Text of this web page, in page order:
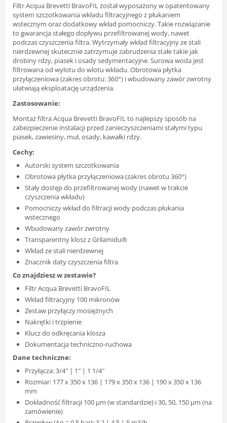
Filtr Acqua Brevetti BravoFIL został wyposażony w opatentowany
system szczotkowania wkładu filtracyjnego z płukaniem
wstecznym oraz dodatkowy wkład pomocniczy. Takie rozwiązanie
to gwarancja stałego dopływu przefiltrowanej wody, nawet
podczas czyszczenia filtra. Wytrzymały wkład filtracyjny ze stali
nierdzewnej skutecznie zatrzymuje zabrudzenia stałe takie jak
drobiny rdzy, piasek i osady sedymentacyjne. Surowa woda jest
filtrowana od wylotu do wlotu wkładu. Obrotowa płytka
przyłączeniowa (zakres obrotu: 360°) i wbudowany zawór zwrotny
ułatwiają eksploatację urządzenia.
Zastosowanie:
Montaż filtra Acqua Brevetti BravoFIL to najlepszy sposób na
zabezpieczenie instalacji przed zanieczyszczeniami stałymi typu
piasek, zawiesiny, muł, osady, kawałki rdzy.
Cechy:
Autorski system szczotkowania
Obrotowa płytka przyłączeniowa (zakres obrotu 360°)
Stały dostęp do przefiltrowanej wody (nawet w trakcie
czyszczenia wkładu)
Pomocniczy wkład do filtracji wody podczas płukania
wstecznego
Wbudowany zawór zwrotny
Transparentny klosz z Grilamidu®
Wkład ze stali nierdzewnej
Znacznik daty czyszczenia filtra
Co znajdziesz w zestawie?
Filtr Acqua Brevetti BravoFIL
Wkład filtracyjny 100 mikronów
Zestaw przyłączy mosiężnych
Nakrętki i trzpienie
Klucz do odkręcania klosza
Dokumentacja techniczno-ruchowa
Dane techniczne:
Przyłącza: 3/4″ | 1″ | 1 1/4″
Rozmiar: 177 x 350 x 136 | 179 x 350 x 136 | 190 x 350 x 136
mm
Dokładność filtracji 100 μm (w standardzie) i 30, 50, 150 μm (na
zamówienie)